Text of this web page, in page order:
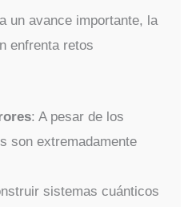
un avance importante, la
enfrenta retos
: A pesar de los
son extremadamente
sistemas cuánticos